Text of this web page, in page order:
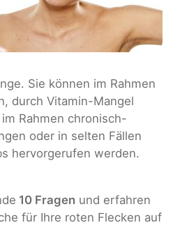
Sie können im Rahmen
durch Vitamin-Mangel
Rahmen chronisch-
oder in selten Fällen
hervorgerufen werden.
10 Fragen und erfahren
für Ihre roten Flecken auf